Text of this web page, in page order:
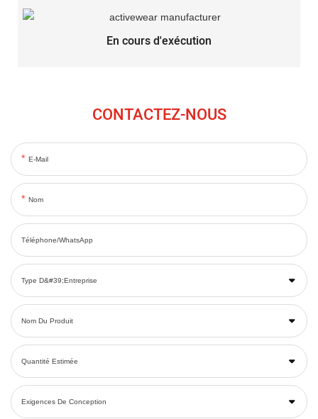
En cours d'exécution
CONTACTEZ-NOUS
E-Mail
Nom
Téléphone/WhatsApp
Type D&#39;entreprise
Nom Du Produit
Quantité Estimée
Exigences De Conception